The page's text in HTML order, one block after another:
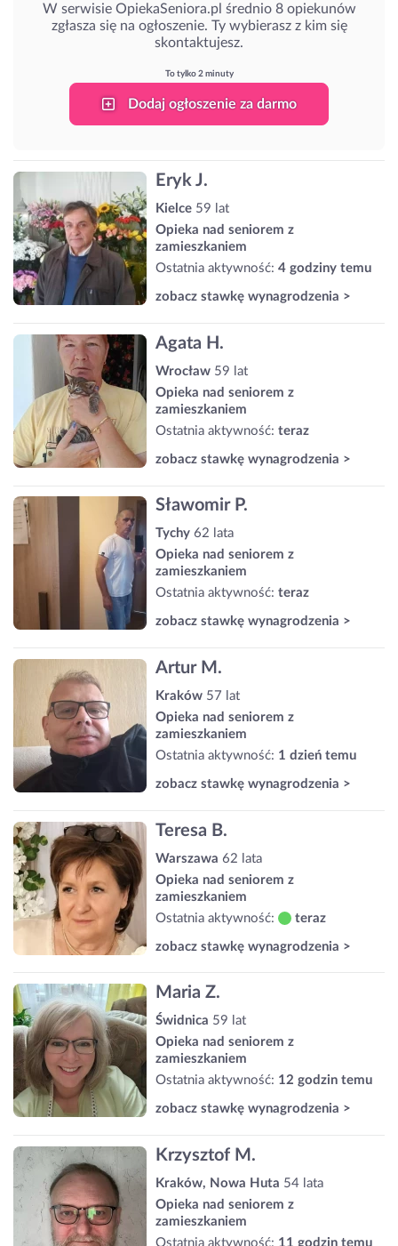
W serwisie OpiekaSeniora.pl średnio 8 opiekunów
zgłasza się na ogłoszenie. Ty wybierasz z kim się
skontaktujesz.
To tylko 2 minuty
Dodaj ogłoszenie za darmo
Eryk J.
Kielce 59 lat
Opieka nad seniorem z
zamieszkaniem
Ostatnia aktywność: 4 godziny temu
zobacz stawkę wynagrodzenia >
Agata H.
Wrocław 59 lat
Opieka nad seniorem z
zamieszkaniem
Ostatnia aktywność: teraz
zobacz stawkę wynagrodzenia >
Sławomir P.
Tychy 62 lata
Opieka nad seniorem z
zamieszkaniem
Ostatnia aktywność: teraz
zobacz stawkę wynagrodzenia >
Artur M.
Kraków 57 lat
Opieka nad seniorem z
zamieszkaniem
Ostatnia aktywność: 1 dzień temu
zobacz stawkę wynagrodzenia >
Teresa B.
Warszawa 62 lata
Opieka nad seniorem z
zamieszkaniem
Ostatnia aktywność:
teraz
zobacz stawkę wynagrodzenia >
Maria Z.
Świdnica 59 lat
Opieka nad seniorem z
zamieszkaniem
Ostatnia aktywność: 12 godzin temu
zobacz stawkę wynagrodzenia >
Krzysztof M.
Kraków, Nowa Huta 54 lata
Opieka nad seniorem z
zamieszkaniem
Ostatnia aktywność: 11 godzin temu